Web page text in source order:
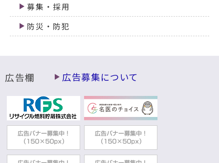
募集・採用
防災・防犯
広告欄 広告募集について